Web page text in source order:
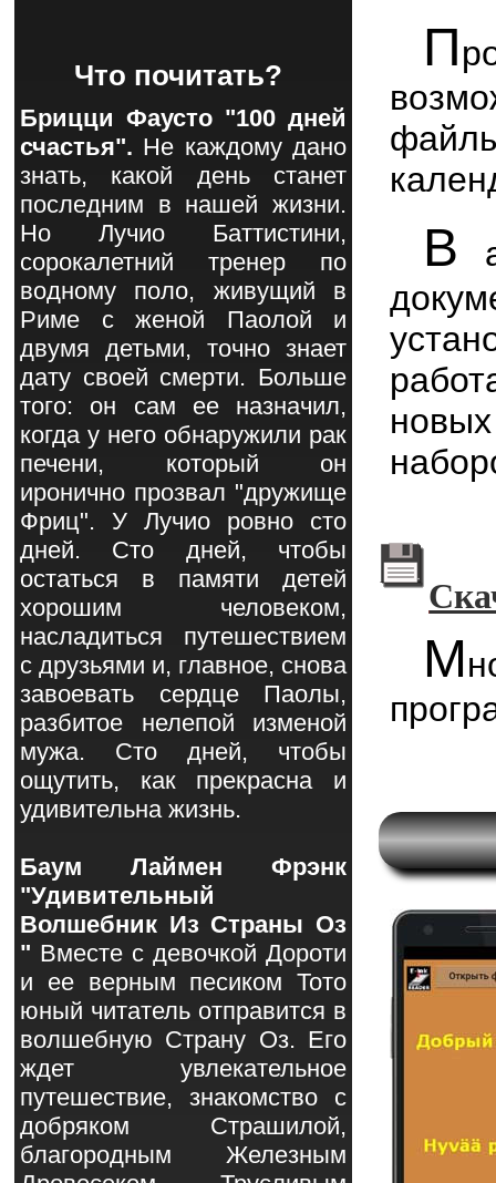
П
В
М
Что почитать?
Брицци Фаусто "100 дней
счастья". Не каждому дано
знать, какой день станет
последним в нашей жизни.
Но Лучио Баттистини,
сорокалетний тренер по
водному поло, живущий в
Риме с женой Паолой и
двумя детьми, точно знает
дату своей смерти. Больше
того: он сам ее назначил,
когда у него обнаружили рак
печени, который он
иронично прозвал "дружище
Фриц". У Лучио ровно сто
дней. Сто дней, чтобы
остаться в памяти детей
хорошим человеком,
насладиться путешествием
с друзьями и, главное, снова
завоевать сердце Паолы,
разбитое нелепой изменой
мужа. Сто дней, чтобы
ощутить, как прекрасна и
удивительна жизнь.
Баум Лаймен Фрэнк
"Удивительный
Волшебник Из Страны Оз
" Вместе с девочкой Дороти
и ее верным песиком Тото
юный читатель отправится в
волшебную Страну Оз. Его
ждет увлекательное
путешествие, знакомство с
добряком Страшилой,
благородным Железным